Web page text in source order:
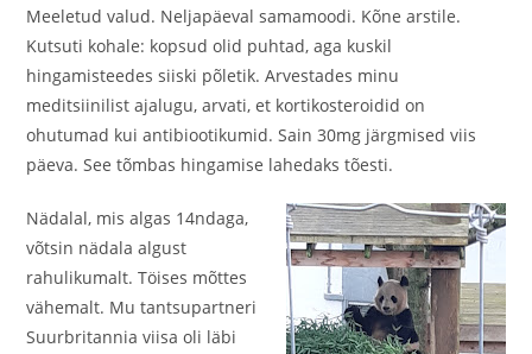
Meeletud valud. Neljapäeval samamoodi. Kõne arstile.
Kutsuti kohale: kopsud olid puhtad, aga kuskil
hingamisteedes siiski põletik. Arvestades minu
meditsiinilist ajalugu, arvati, et kortikosteroidid on
ohutumad kui antibiootikumid. Sain 30mg järgmised viis
päeva. See tõmbas hingamise lahedaks tõesti.
Nädalal, mis algas 14ndaga,
võtsin nädala algust
rahulikumalt. Töises mõttes
vähemalt. Mu tantsupartneri
Suurbritannia viisa oli läbi